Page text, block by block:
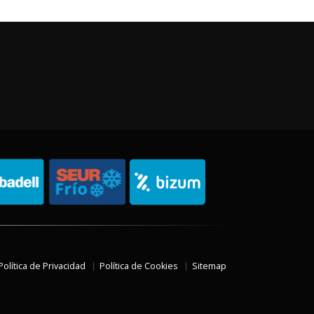
de Privacidad Política de Cookies Sitemap